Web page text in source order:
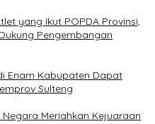
yang Ikut POPDA Provinsi,
Pengembangan
Enam Kabupaten Dapat
Sulteng
Meriahkan Kejuaraan